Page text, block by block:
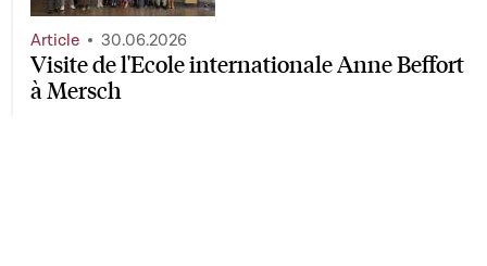
Visite de l'Ecole internationale Anne Beffort
à Mersch
Article 30.06.2026